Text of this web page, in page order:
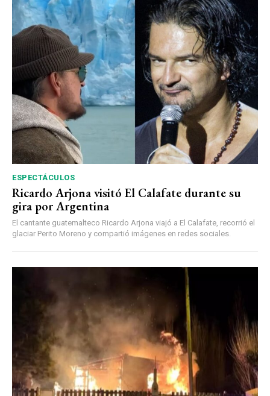
ESPECTÁCULOS
Ricardo Arjona visitó El Calafate durante su
gira por Argentina
El cantante guatemalteco Ricardo Arjona viajó a El Calafate, recorrió el
glaciar Perito Moreno y compartió imágenes en redes sociales.